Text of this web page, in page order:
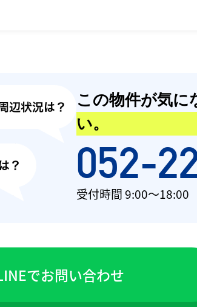
この物件が気に
い。
052-
受付時間 9:00〜
でお問い合わせ